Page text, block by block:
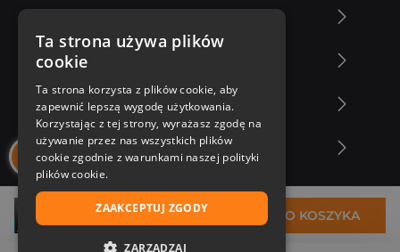
51,44 zł DO KOSZYKA
Zakupy u nas
Nasza oferta
Nasi autorzy
Ta strona używa plików
cookie
Ta strona korzysta z plików cookie, aby
zapewnić lepszą wygodę użytkowania.
Korzystając z tej strony, wyrażasz zgodę na
używanie przez nas wszystkich plików
cookie zgodnie z warunkami naszej polityki
plików cookie.
ZAAKCEPTUJ ZGODY
ZARZĄDZAJ